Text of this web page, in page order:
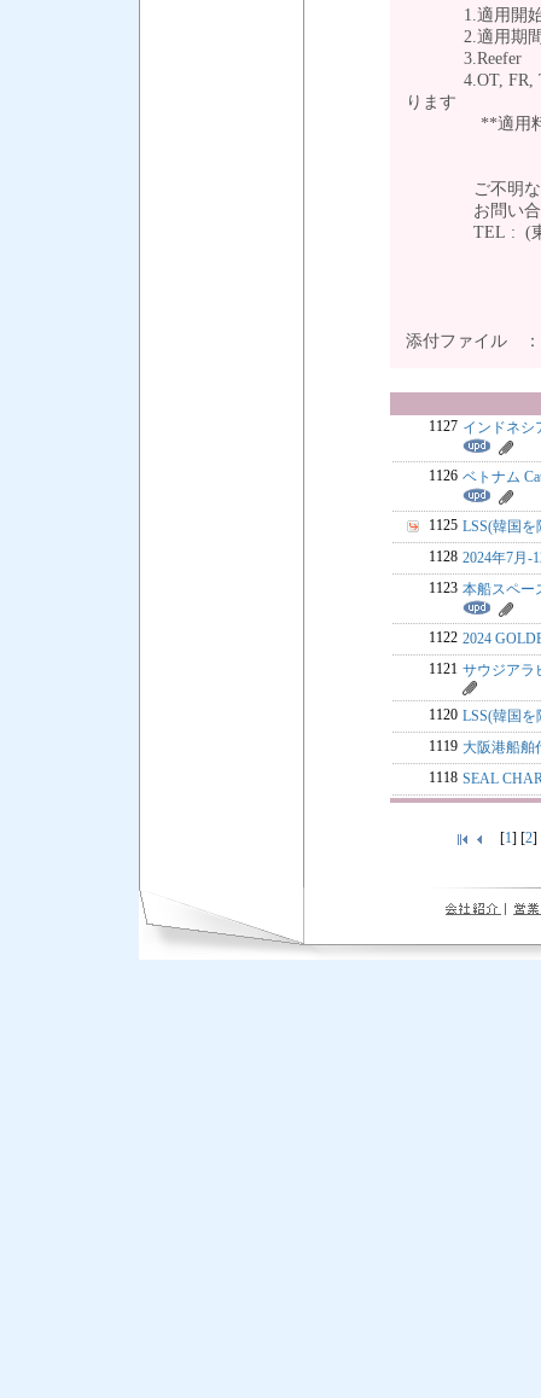
1.適用開始日
2.適用期間
3.Reefer ：リ
4.OT, FR, TK
ります
**適用料率に
ご不明な点は
お問い合わ
TEL : (東京）
添付ファイル
1127 インドネシ
1126 ベトナム
1125 LSS(韓国を
1128 2024年7月
1123 本船スペー
1122 2024
1121 サウジアラ
1120 LSS(韓国を
1119 大阪港船舶
1118 SEAL
[1] [2]